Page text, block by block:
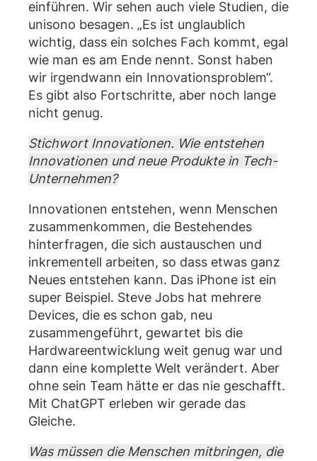
einführen. Wir sehen auch viele Studien, die
unisono besagen. „Es ist unglaublich
wichtig, dass ein solches Fach kommt, egal
wie man es am Ende nennt. Sonst haben
wir irgendwann ein Innovationsproblem“.
Es gibt also Fortschritte, aber noch lange
nicht genug.
Stichwort Innovationen. Wie entstehen
Innovationen und neue Produkte in Tech-
Unternehmen?
Innovationen entstehen, wenn Menschen
zusammenkommen, die Bestehendes
hinterfragen, die sich austauschen und
inkrementell arbeiten, so dass etwas ganz
Neues entstehen kann. Das iPhone ist ein
super Beispiel. Steve Jobs hat mehrere
Devices, die es schon gab, neu
zusammengeführt, gewartet bis die
Hardwareentwicklung weit genug war und
dann eine komplette Welt verändert. Aber
ohne sein Team hätte er das nie geschafft.
Mit ChatGPT erleben wir gerade das
Gleiche.
Was müssen die Menschen mitbringen, die